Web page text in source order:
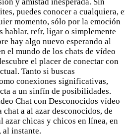
puedes conocer a cualquiera,
momento, sólo por la emoción
hablar, reír, ligar o simplemente
hay algo nuevo esperando al
el mundo de los chats de vídeo
el placer de conectar con
Tanto si buscas
conexiones significativas,
a un sinfín de posibilidades.
Chat con Desconocidos vídeo
a al azar desconocidos, de
azar chicas y chicos en línea, en
al instante.